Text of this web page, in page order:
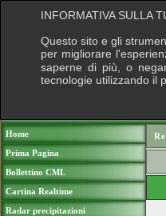
Home
Prima Pagina
Bollettino CML
Cartina Realtime
Radar precipitazioni
INFORMATIVA SULLA
Questo sito e gli
per migliorare
saperne di più, o
tecnologie utilizzando il